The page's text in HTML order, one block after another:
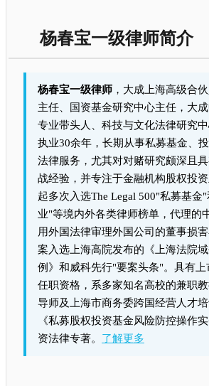
杨春宝一级律师简介
杨春宝一级律师 ，大成上海高级合
主任、国资基金研究中心主任，大
专业带头人、科技与文化法律研究中
执业30余年，长期从事私募基金、
法律服务，尤其对对赌研究颇深且
战经验，并专注于金融机构股权投
起多次入选The Legal 500"私募基金
业"等境内外各类律师榜单，代理的
用外国法律审理外国公司的董事损
案入选上海高院发布的《上海法院
例》和威科先行"要案头条"。具有
任职资格，系多家知名高校的兼职
导师及上海市商务委跨国经营人才
《私募股权投资基金风险防控操作
资法律专著。 了解更多